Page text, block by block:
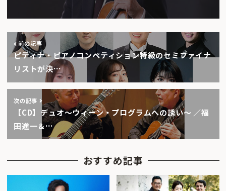
前の記事
ピティナ・ピアノコンペティション特級のセミファイナ
リストが決…
次の記事
【CD】デュオ〜ウィーン・プログラムへの誘い〜 ／福
田進一＆…
おすすめ記事